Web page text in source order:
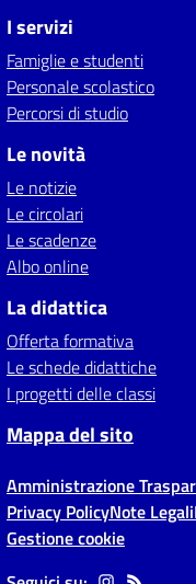
I servizi
Famiglie e studenti
Personale scolastico
Percorsi di studio
Le novità
Le notizie
Le circolari
Le scadenze
Albo online
La didattica
Offerta formativa
Le schede didattiche
I progetti delle classi
Mappa del sito
Amministrazione
Privacy PolicyNote Legali
Gestione cookie